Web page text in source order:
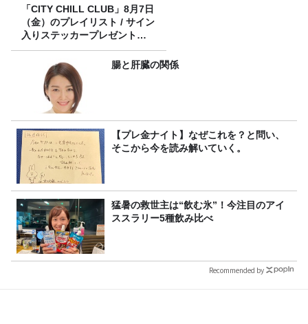
「CITY CHILL CLUB」8月7日
（金）のプレイリスト / サイン
入りステッカープレゼント有
り
腸と肝臓の関係
【プレ金ナイト】なぜこれを？と問い、
そこから今を読み解いていく。
猛暑の救世主は“飲む氷”！今注目のアイ
ススラリー5種飲み比べ
Recommended by